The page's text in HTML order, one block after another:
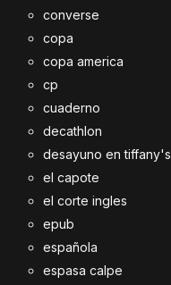
converse
copa
copa america
cp
cuaderno
decathlon
desayuno en tiffany's
el capote
el corte ingles
epub
española
espasa calpe